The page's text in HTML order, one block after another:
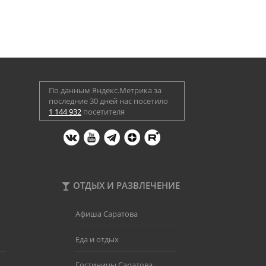
По данным Яндекс.Метрика за
последние 30 дней нас посетило
1 144 932 посетителя
ОТДЫХ И РАЗВЛЕЧЕНИЕ
Афиша Саратова
Еда и отдых